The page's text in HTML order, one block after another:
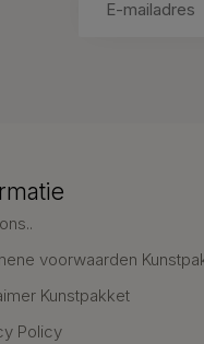
voorwaarden
Kunstpakket
Policy